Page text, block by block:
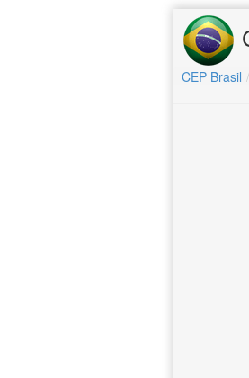
CEP Brasil